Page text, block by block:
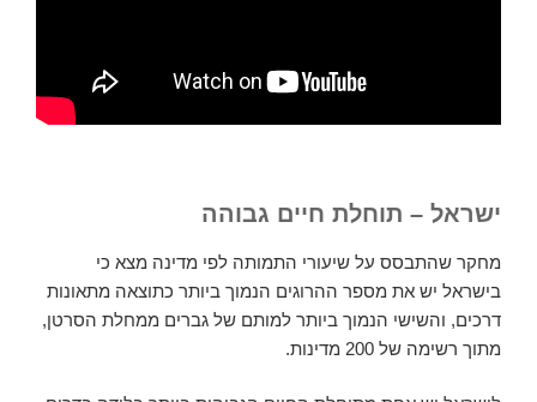
ישראל – תוחלת חיים גבוהה
מחקר שהתבסס על שיעורי התמותה לפי מדינה מצא כי
בישראל יש את מספר ההרוגים הנמוך ביותר כתוצאה מתאונות
דרכים, והשישי הנמוך ביותר למותם של גברים ממחלת הסרטן,
מתוך רשימה של 200 מדינות.